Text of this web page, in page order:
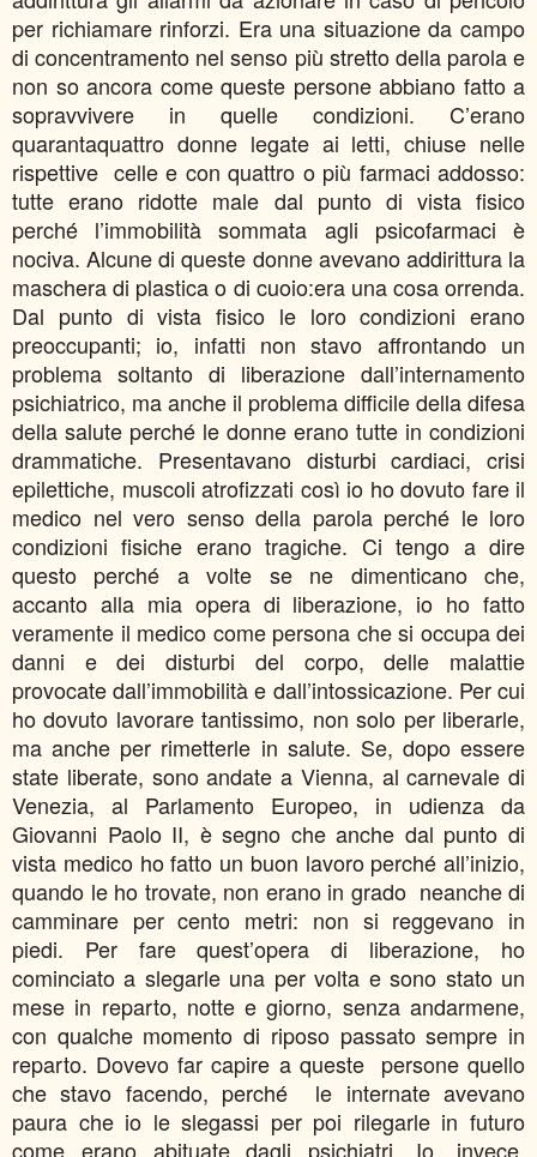
per richiamare rinforzi. Era una situazione da campo
di concentramento nel senso più stretto della parola e
non so ancora come queste persone abbiano fatto a
sopravvivere in quelle condizioni. C’erano
quarantaquattro donne legate ai letti, chiuse nelle
rispettive celle e con quattro o più farmaci addosso:
tutte erano ridotte male dal punto di vista fisico
perché l’immobilità sommata agli psicofarmaci è
nociva. Alcune di queste donne avevano addirittura la
maschera di plastica o di cuoio:era una cosa orrenda.
Dal punto di vista fisico le loro condizioni erano
preoccupanti; io, infatti non stavo affrontando un
problema soltanto di liberazione dall’internamento
psichiatrico, ma anche il problema difficile della difesa
della salute perché le donne erano tutte in condizioni
drammatiche. Presentavano disturbi cardiaci, crisi
epilettiche, muscoli atrofizzati così io ho dovuto fare il
medico nel vero senso della parola perché le loro
condizioni fisiche erano tragiche. Ci tengo a dire
questo perché a volte se ne dimenticano che,
accanto alla mia opera di liberazione, io ho fatto
veramente il medico come persona che si occupa dei
danni e dei disturbi del corpo, delle malattie
provocate dall’immobilità e dall’intossicazione. Per cui
ho dovuto lavorare tantissimo, non solo per liberarle,
ma anche per rimetterle in salute. Se, dopo essere
state liberate, sono andate a Vienna, al carnevale di
Venezia, al Parlamento Europeo, in udienza da
Giovanni Paolo II, è segno che anche dal punto di
vista medico ho fatto un buon lavoro perché all’inizio,
quando le ho trovate, non erano in grado neanche di
camminare per cento metri: non si reggevano in
piedi. Per fare quest’opera di liberazione, ho
cominciato a slegarle una per volta e sono stato un
mese in reparto, notte e giorno, senza andarmene,
con qualche momento di riposo passato sempre in
reparto. Dovevo far capire a queste persone quello
che stavo facendo, perché le internate avevano
paura che io le slegassi per poi rilegarle in futuro
come erano abituate dagli psichiatri. Io, invece,